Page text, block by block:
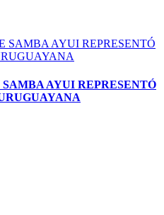
AYUI REPRESENTÓ